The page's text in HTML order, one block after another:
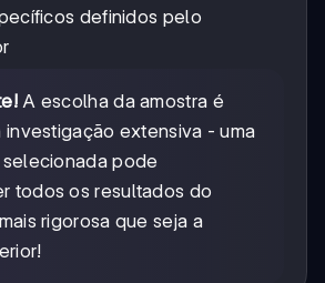
definidos pelo
A escolha da amostra é
investigação extensiva - uma
selecionada pode
todos os resultados do
rigorosa que seja a